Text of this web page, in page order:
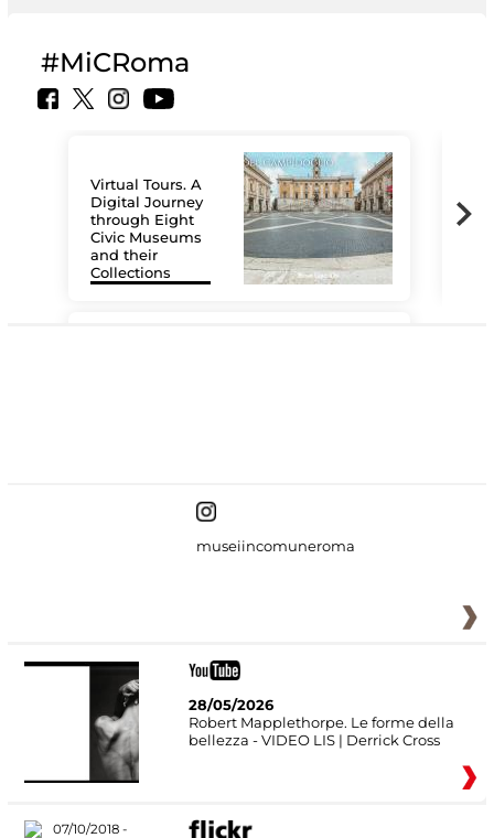
#MiCRoma
Virtual Tours. A
Digital Journey
through Eight
Civic Museums
and their
Collections
museiincomuneroma
28/05/2026
Robert Mapplethorpe. Le forme della
bellezza - VIDEO LIS | Derrick Cross